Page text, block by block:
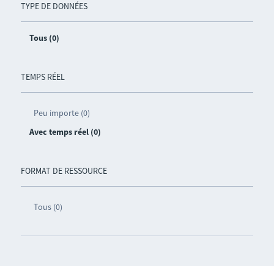
TYPE DE DONNÉES
Tous (0)
TEMPS RÉEL
Peu importe (0)
Avec temps réel (0)
FORMAT DE RESSOURCE
Tous (0)